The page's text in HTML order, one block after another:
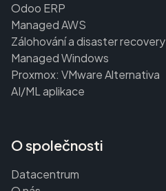
Odoo ERP
Managed AWS
Zálohování a disaster recovery
Managed Windows
Proxmox: VMware Alternativa
AI/ML aplikace
O společnosti
Datacentrum